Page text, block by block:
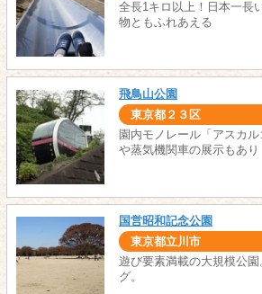
全長1キロ以上！日本一長
物ともふれあえる
飛鳥山公園
東京都２３区
園内モノレール「アスカ
や蒸気機関車の展示もあり
国営昭和記念公園
東京都立川市
遊び要素満載の大規模公
グ。